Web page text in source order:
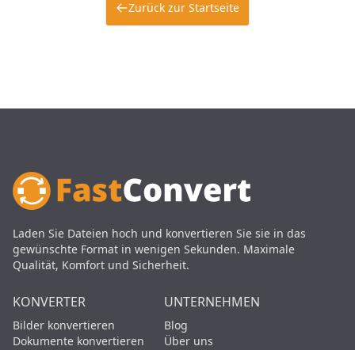
Zurück zur Startseite
Laden Sie Dateien hoch und konvertieren Sie sie in das
gewünschte Format in wenigen Sekunden. Maximale
Qualität, Komfort und Sicherheit.
KONVERTER
Bilder konvertieren
Dokumente konvertieren
UNTERNEHMEN
Blog
Über uns